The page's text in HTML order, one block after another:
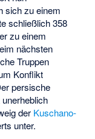
sich zu einem
schließlich 358
zu einem
nächsten
Truppen
Konflikt
persische
der Kuschano-
unter.